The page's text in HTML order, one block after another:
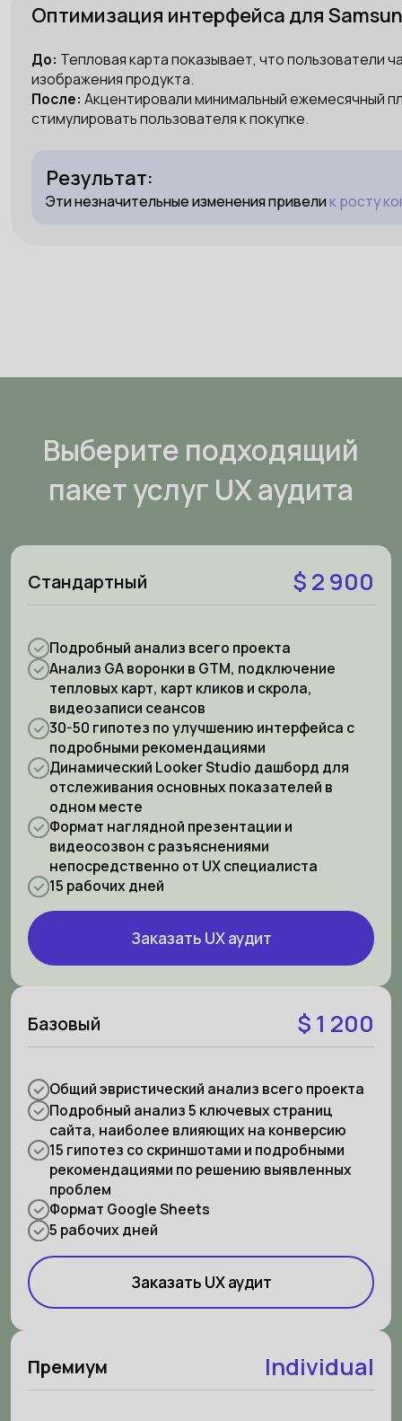
Оптимизация интерфейса для
До: Тепловая карта показывает, что пользователи
изображения продукта.
После: Акцентировали минимальный ежемесячный
стимулировать пользователя к покупке.
Результат:
Эти незначительные изменения привелик росту
Выберите подходящий
пакет услуг UX аудита
Базовый $ 1 200
Общий эвристический анализ всего проекта
Подробный анализ 5 ключевых страниц
сайта, наиболее влияющих на конверсию
15 гипотез со скриншотами и подробными
рекомендациями по решению выявленных
проблем
Формат Google Sheets
5 рабочих дней
Заказать UX аудит
Стандартный $ 2 900
Подробный анализ всего проекта
Анализ GA воронки в GTM, подключение
тепловых карт, карт кликов и скрола,
видеозаписи сеансов
30-50 гипотез по улучшению интерфейса с
подробными рекомендациями
Динамический Looker Studio дашборд для
отслеживания основных показателей в
одном месте
Формат наглядной презентации и
видеосозвон с разъяснениями
непосредственно от UX специалиста
15 рабочих дней
Заказать UX аудит
Премиум Individual